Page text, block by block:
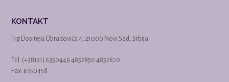
KONTAKT
Trg Dositeja Obradovića 4, 21000 Novi Sad, Srbija
Tel: (+38121) 6350449 4852850 4852870
Fax: 6350458